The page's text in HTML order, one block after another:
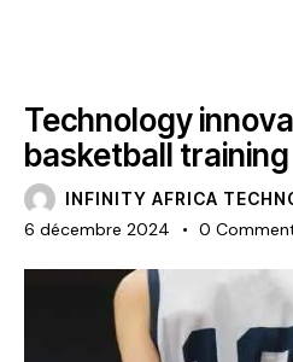
Technology
basketball training
INFINITY AFRICA
6 décembre 2024 0